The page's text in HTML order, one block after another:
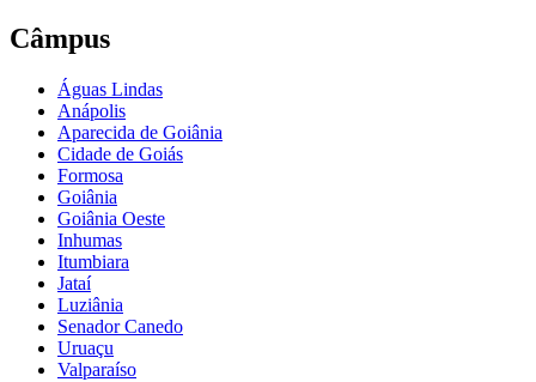
Câmpus
Águas Lindas
Anápolis
Aparecida de Goiânia
Cidade de Goiás
Formosa
Goiânia
Goiânia Oeste
Inhumas
Itumbiara
Jataí
Luziânia
Senador Canedo
Uruaçu
Valparaíso